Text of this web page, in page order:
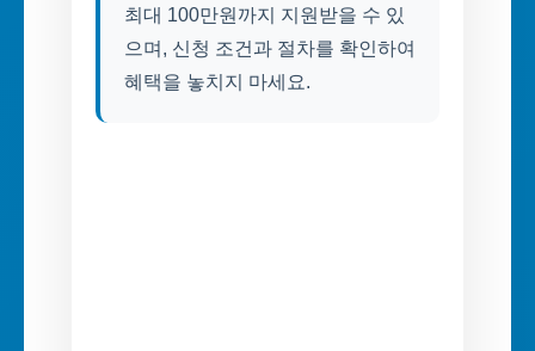
최대 100만원까지 지원받을 수 있
으며, 신청 조건과 절차를 확인하여
혜택을 놓치지 마세요.